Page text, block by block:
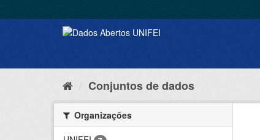
Conjuntos de dados
Organizações